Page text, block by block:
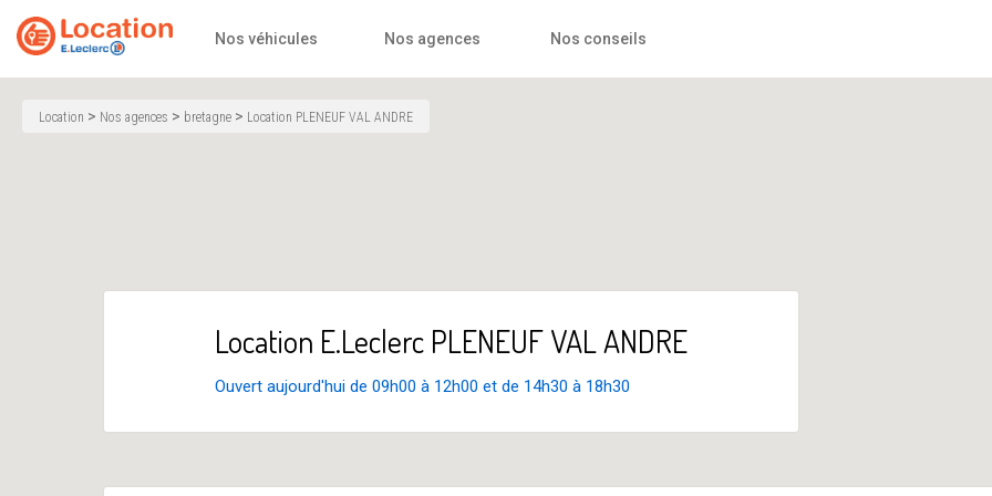
Accueil
Nos véhicules Nos agences Nos conseils
Location > Nos agences > bretagne > Location PLENEUF VAL ANDRE
Location E.Leclerc PLENEUF VAL ANDRE
Ouvert aujourd'hui de 09h00 à 12h00 et de 14h30 à 18h30